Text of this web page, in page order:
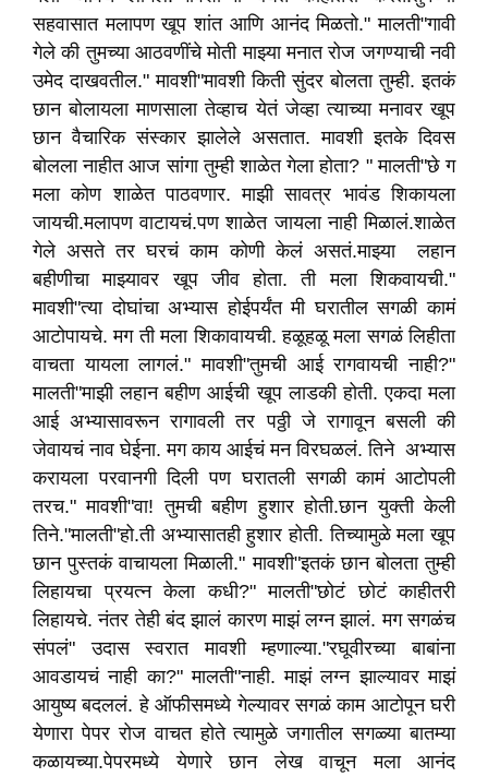
सहवासात मलापण खूप शांत आणि आनंद मिळतो." मालती"गावी
गेले की तुमच्या आठवणींचे मोती माझ्या मनात रोज जगण्याची नवी
उमेद दाखवतील." मावशी"मावशी किती सुंदर बोलता तुम्ही. इतकं
छान बोलायला माणसाला तेव्हाच येतं जेव्हा त्याच्या मनावर खूप
छान वैचारिक संस्कार झालेले असतात. मावशी इतके दिवस
बोलला नाहीत आज सांगा तुम्ही शाळेत गेला होता? " मालती"छे ग
मला कोण शाळेत पाठवणार. माझी सावत्र भावंड शिकायला
जायची.मलापण वाटायचं.पण शाळेत जायला नाही मिळालं.शाळेत
गेले असते तर घरचं काम कोणी केलं असतं.माझ्या लहान
बहीणीचा माझ्यावर खूप जीव होता. ती मला शिकवायची."
मावशी"त्या दोघांचा अभ्यास होईपर्यंत मी घरातील सगळी कामं
आटोपायचे. मग ती मला शिकावायची. हळूहळू मला सगळं लिहीता
वाचता यायला लागलं." मावशी"तुमची आई रागवायची नाही?"
मालती"माझी लहान बहीण आईची खूप लाडकी होती. एकदा मला
आई अभ्यासावरून रागावली तर पठ्ठी जे रागावून बसली की
जेवायचं नाव घेईना. मग काय आईचं मन विरघळलं. तिने अभ्यास
करायला परवानगी दिली पण घरातली सगळी कामं आटोपली
तरच." मावशी"वा! तुमची बहीण हुशार होती.छान युक्ती केली
तिने."मालती"हो.ती अभ्यासातही हुशार होती. तिच्यामुळे मला खूप
छान पुस्तकं वाचायला मिळाली." मावशी"इतकं छान बोलता तुम्ही
लिहायचा प्रयत्न केला कधी?" मालती"छोटं छोटं काहीतरी
लिहायचे. नंतर तेही बंद झालं कारण माझं लग्न झालं. मग सगळंच
संपलं" उदास स्वरात मावशी म्हणाल्या."रघूवीरच्या बाबांना
आवडायचं नाही का?" मालती"नाही. माझं लग्न झाल्यावर माझं
आयुष्य बदललं. हे ऑफीसमध्ये गेल्यावर सगळं काम आटोपून घरी
येणारा पेपर रोज वाचत होते त्यामुळे जगातील सगळ्या बातम्या
कळायच्या.पेपरमध्ये येणारे छान लेख वाचून मला आनंद